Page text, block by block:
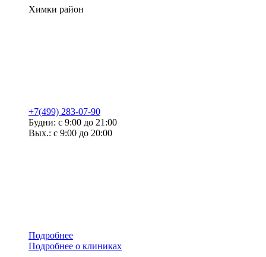
Химки район
+7(499) 283-07-90
Будни: с 9:00 до 21:00
Вых.: с 9:00 до 20:00
Подробнее
Подробнее о клиниках